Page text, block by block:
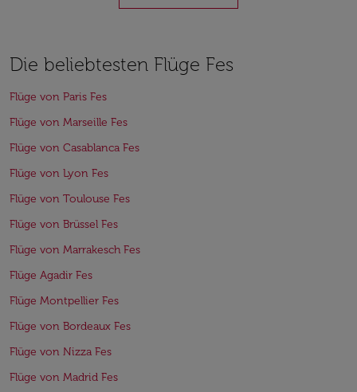
Die beliebtesten Flüge Fes
Flüge von Paris Fes
Flüge von Marseille Fes
Flüge von Casablanca Fes
Flüge von Lyon Fes
Flüge von Toulouse Fes
Flüge von Brüssel Fes
Flüge von Marrakesch Fes
Flüge Agadir Fes
Flüge Montpellier Fes
Flüge von Bordeaux Fes
Flüge von Nizza Fes
Flüge von Madrid Fes